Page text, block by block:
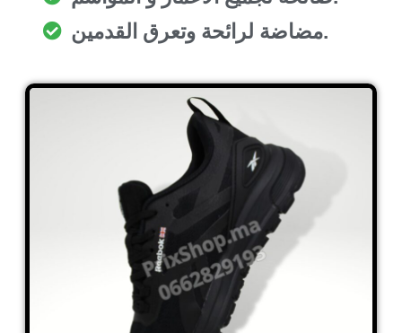
مضاضة لرائحة وتعرق القدمين.